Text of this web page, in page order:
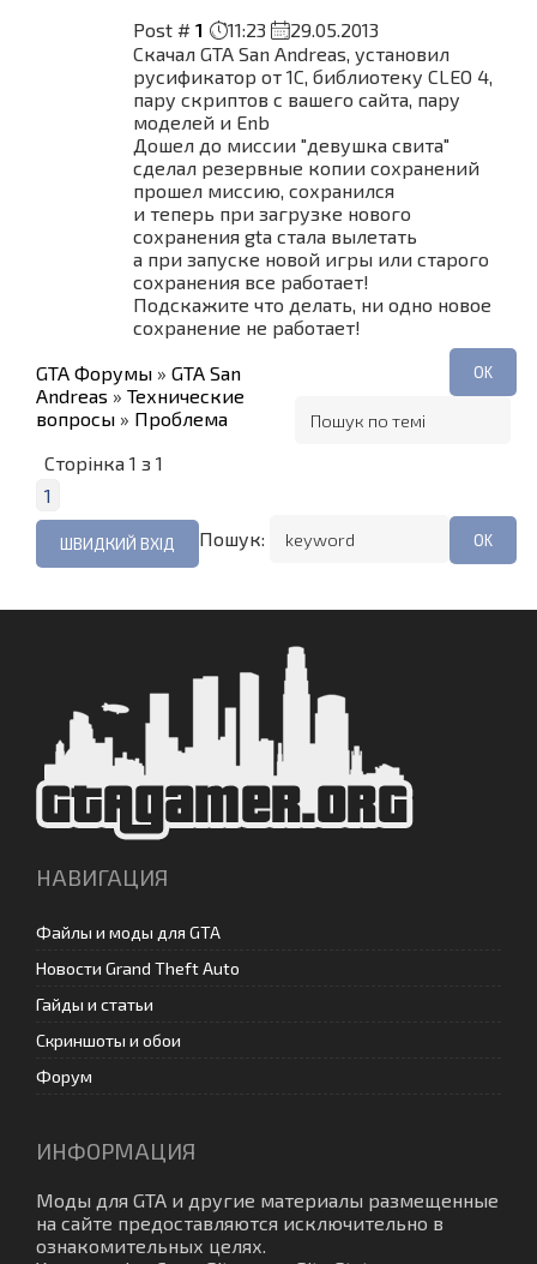
Post # 1 11:23
29.05.2013
Скачал GTA San Andreas, установил
русификатор от 1C, библиотеку CLEO 4,
пару скриптов с вашего сайта, пару
моделей и Enb
Дошел до миссии "девушка свита"
сделал резервные копии сохранений
прошел миссию, сохранился
и теперь при загрузке нового
сохранения gta стала вылетать
а при запуске новой игры или старого
сохранения все работает!
Подскажите что делать, ни одно новое
сохранение не работает!
GTA Форумы » GTA San
Andreas » Технические
вопросы » Проблема
Сторінка 1 з 1
1
Пошук:
НАВИГАЦИЯ
Файлы и моды для GTA
Новости Grand Theft Auto
Гайды и статьи
Скриншоты и обои
Форум
ИНФОРМАЦИЯ
Моды для GTA и другие материалы размещенные
на сайте предоставляются исключительно в
ознакомительных целях.